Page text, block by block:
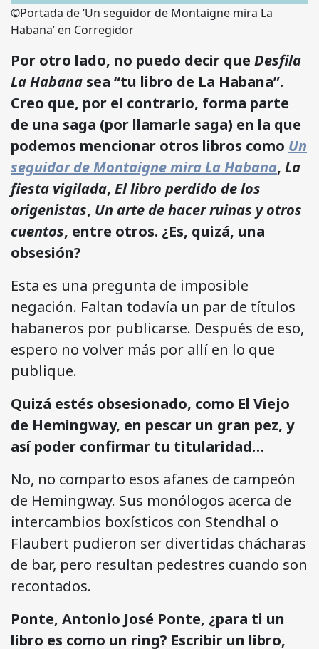
©Portada de ‘Un seguidor de Montaigne mira La
Habana’ en Corregidor
Por otro lado, no puedo decir que Desfila
La Habana sea “tu libro de La Habana”.
Creo que, por el contrario, forma parte
de una saga (por llamarle saga) en la que
podemos mencionar otros libros como Un
seguidor de Montaigne mira La Habana, La
fiesta vigilada, El libro perdido de los
origenistas, Un arte de hacer ruinas y otros
cuentos, entre otros. ¿Es, quizá, una
obsesión?
Esta es una pregunta de imposible
negación. Faltan todavía un par de títulos
habaneros por publicarse. Después de eso,
espero no volver más por allí en lo que
publique.
Quizá estés obsesionado, como El Viejo
de Hemingway, en pescar un gran pez, y
así poder confirmar tu titularidad…
No, no comparto esos afanes de campeón
de Hemingway. Sus monólogos acerca de
intercambios boxísticos con Stendhal o
Flaubert pudieron ser divertidas chácharas
de bar, pero resultan pedestres cuando son
recontados.
Ponte, Antonio José Ponte, ¿para ti un
libro es como un ring? Escribir un libro,